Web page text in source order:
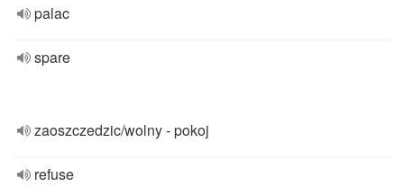
palac
spare
zaoszczedzic/wolny - pokoj
refuse